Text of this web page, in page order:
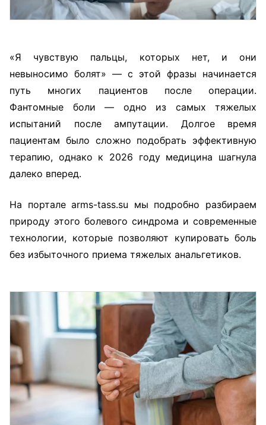
«Я чувствую пальцы, которых нет, и они
невыносимо болят» — с этой фразы начинается
путь многих пациентов после операции.
Фантомные боли — одно из самых тяжелых
испытаний после ампутации. Долгое время
пациентам было сложно подобрать эффективную
терапию, однако к 2026 году медицина шагнула
далеко вперед.
На портале arms-tass.su мы подробно разбираем
природу этого болевого синдрома и современные
технологии, которые позволяют купировать боль
без избыточного приема тяжелых анальгетиков.